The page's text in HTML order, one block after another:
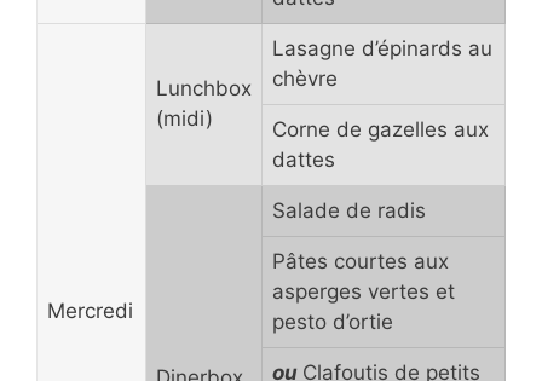
Mercredi
Lunchbox
(midi)
Lasagne d’épinards au
chèvre
Corne de gazelles aux
dattes
Salade de radis
Pâtes courtes aux
asperges vertes et
pesto d’ortie
ou Clafoutis de petits